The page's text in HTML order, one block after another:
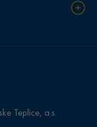
Teplice, a.s.